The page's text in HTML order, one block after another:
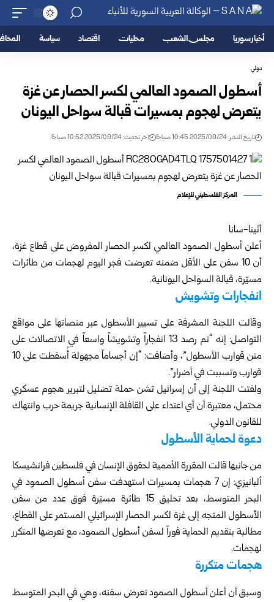
أخبار سوريا مجلس الشعب محليات اقتصاد سياسة
دولي
أسطول الصمود العالمي لكسر الحصار عن غزة
يتعرض لهجوم بمسيرات قبالة سواحل اليونان
تاريخ النشر: 2025/09/24 10:45 صباحًا اخر تحديث: 2025/09/24 10:52 صباحًا
المركز الفلسطيني للإعلام
أثينا-سانا
أعلن أسطول الصمود العالمي لكسر الحصار المفروض على قطاع غزة،
أن 10 سفن على الأقل ضمنه تعرضت فجر اليوم لهجمات من طائرات
مسيّرة، قبالة السواحل اليونانية.
انفجارات وتشويش
وقالت اللجنة المشرفة على تسيير الأسطول عبر منصاتها على مواقع
التواصل: إنه “تم رصد 13 انفجاراً وتشويشاً واسعاً في الاتصالات على
متن قوارب الأسطول”، وأضافت: “إن أجساماً مجهولة أُسقطت على 10
قوارب وتسببت في أضرار”.
ولفتت اللجنة إلى أن إسرائيل تشن حملة تضليل لتبرير هجوم عسكري
محتمل، معتبرة أن أي اعتداء على القافلة الإنسانية جريمة حرب وانتهاك
للقانون الدولي.
دعوة لحماية الأسطول
من جانبها قالت المقررة الأممية لحقوق الإنسان في فلسطين فرانشيسكا
ألبانيزي: إن 7 هجمات بمسيرات استهدفت سفن أسطول الصمود في
البحر المتوسط، بعد تحليق 15 طائرة مسيّرة فوق عدد من سفن
الأسطول المتجه إلى غزة لكسر الحصار الإسرائيلي المستمر على القطاع،
مطالبة بتقديم الحماية فوراً لسفن أسطول الصمود، مع تعرضها المتكرر
لهجمات.
هجمات متكررة
وسبق أن أعلن أسطول الصمود تعرض سفنه، وهي في البحر المتوسط